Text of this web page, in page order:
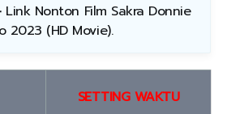
Link Nonton Film Sakra Donnie
2023 (HD Movie).
SETTING WAKTU